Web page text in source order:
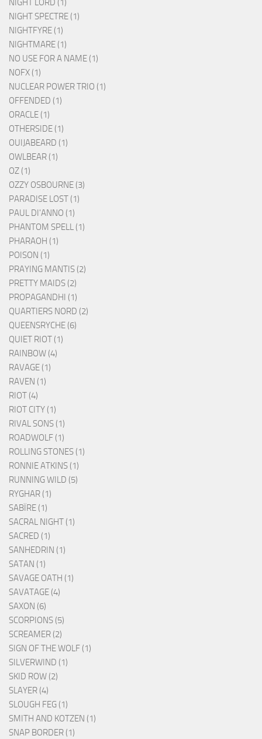
NIGHT LORD (1)
NIGHT SPECTRE (1)
NIGHTFYRE (1)
NIGHTMARE (1)
NO USE FOR A NAME (1)
NOFX (1)
NUCLEAR POWER TRIO (1)
OFFENDED (1)
ORACLE (1)
OTHERSIDE (1)
OUIJABEARD (1)
OWLBEAR (1)
OZ (1)
OZZY OSBOURNE (3)
PARADISE LOST (1)
PAUL DI'ANNO (1)
PHANTOM SPELL (1)
PHARAOH (1)
POISON (1)
PRAYING MANTIS (2)
PRETTY MAIDS (2)
PROPAGANDHI (1)
QUARTIERS NORD (2)
QUEENSRYCHE (6)
QUIET RIOT (1)
RAINBOW (4)
RAVAGE (1)
RAVEN (1)
RIOT (4)
RIOT CITY (1)
RIVAL SONS (1)
ROADWOLF (1)
ROLLING STONES (1)
RONNIE ATKINS (1)
RUNNING WILD (5)
RYGHAR (1)
SABÏRE (1)
SACRAL NIGHT (1)
SACRED (1)
SANHEDRIN (1)
SATAN (1)
SAVAGE OATH (1)
SAVATAGE (4)
SAXON (6)
SCORPIONS (5)
SCREAMER (2)
SIGN OF THE WOLF (1)
SILVERWIND (1)
SKID ROW (2)
SLAYER (4)
SLOUGH FEG (1)
SMITH AND KOTZEN (1)
SNAP BORDER (1)